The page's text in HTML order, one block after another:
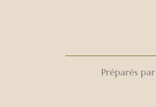
Préparés